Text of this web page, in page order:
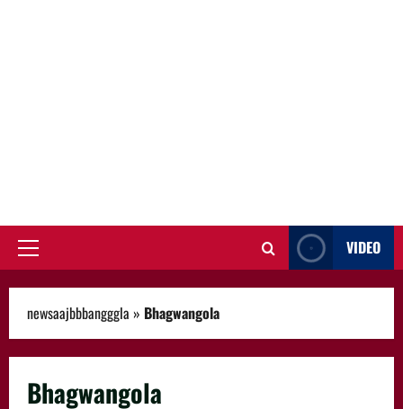
Primary
VIDEO
newsaajbbbangggla » Bhagwangola
Bhagwangola